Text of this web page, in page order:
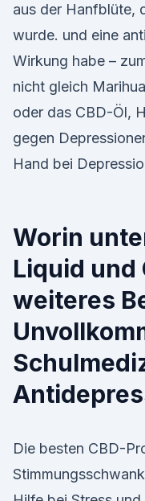
aus der Hanfblüte,
wurde. und eine
Wirkung habe –
nicht gleich
oder das CBD-Öl,
gegen
Hand bei
Worin
Liquid und
weiteres
Die besten CBD-